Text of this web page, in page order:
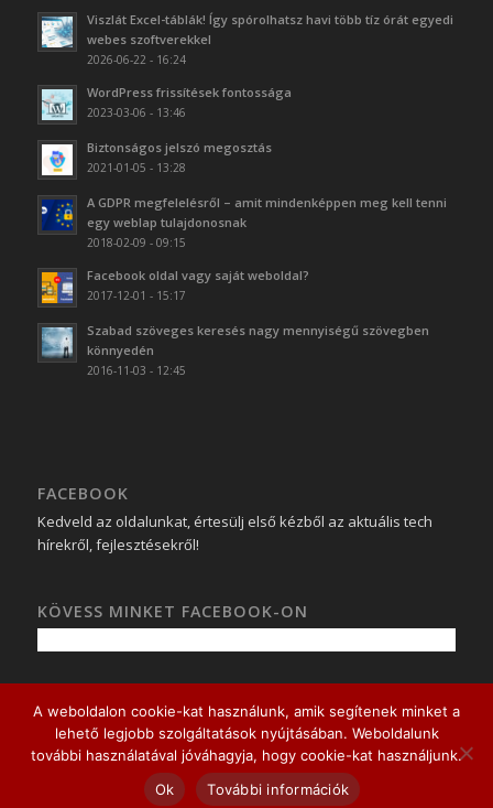
Viszlát Excel-táblák! Így spórolhatsz havi több tíz órát egyedi
webes szoftverekkel
2026-06-22 - 16:24
WordPress frissítések fontossága
2023-03-06 - 13:46
Biztonságos jelszó megosztás
2021-01-05 - 13:28
A GDPR megfelelésről – amit mindenképpen meg kell tenni
egy weblap tulajdonosnak
2018-02-09 - 09:15
Facebook oldal vagy saját weboldal?
2017-12-01 - 15:17
Szabad szöveges keresés nagy mennyiségű szövegben
könnyedén
2016-11-03 - 12:45
FACEBOOK
Kedveld az oldalunkat, értesülj első kézből az aktuális tech
hírekről, fejlesztésekről!
KÖVESS MINKET FACEBOOK-ON
© Copyright - Devsolution Kft.
Adatvédelmi nyilatkozat Tartalom átvételi irányelvek
A weboldalon cookie-kat használunk, amik segítenek minket a
lehető legjobb szolgáltatások nyújtásában. Weboldalunk
további használatával jóváhagyja, hogy cookie-kat használjunk.
Ok
További információk